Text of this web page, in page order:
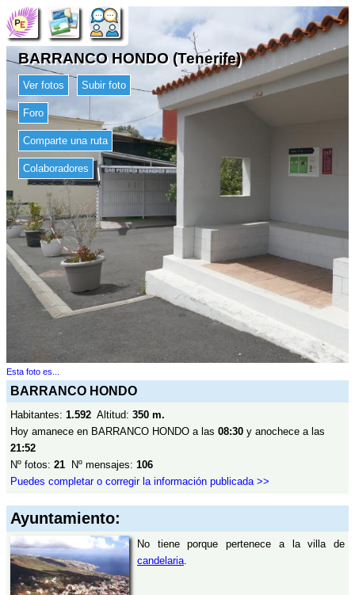
BARRANCO HONDO (Tenerife)
Ver fotos Subir foto
Foro
Comparte una ruta
Colaboradores
Esta foto es...
BARRANCO HONDO
Habitantes: 1.592 Altitud: 350 m.
Hoy amanece en BARRANCO HONDO a las 08:30 y anochece a las
21:52
Nº fotos: 21 Nº mensajes: 106
Puedes completar o corregir la información publicada >>
Ayuntamiento:
No tiene porque pertenece a la villa de
candelaria.